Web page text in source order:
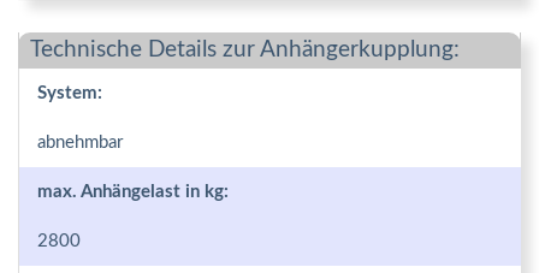
Technische Details zur Anhängerkupplung:
System:
abnehmbar
max. Anhängelast in kg:
2800